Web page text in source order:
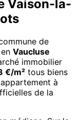
Vaison-la-
de
Vaucluse
immobilier
€/m² tous biens
à
de la